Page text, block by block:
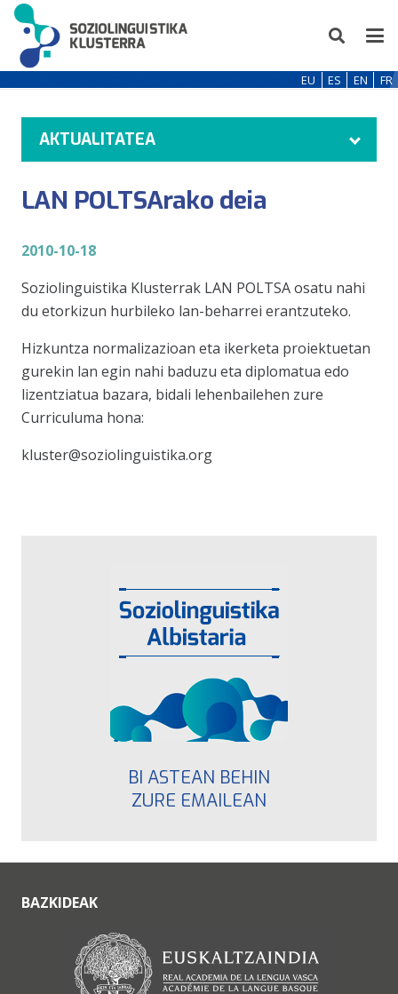
EU ES EN FR
AKTUALITATEA
LAN POLTSArako deia
2010-10-18
Soziolinguistika Klusterrak LAN POLTSA osatu nahi
du etorkizun hurbileko lan-beharrei erantzuteko.
Hizkuntza normalizazioan eta ikerketa proiektuetan
gurekin lan egin nahi baduzu eta diplomatua edo
lizentziatua bazara, bidali lehenbailehen zure
Curriculuma hona:
kluster@soziolinguistika.org
BI ASTEAN BEHIN
ZURE EMAILEAN
BAZKIDEAK